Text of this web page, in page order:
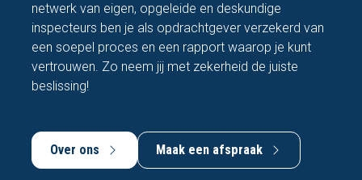
netwerk van eigen, opgeleide en deskundige
inspecteurs ben je als opdrachtgever verzekerd van
een soepel proces en een rapport waarop je kunt
vertrouwen. Zo neem jij met zekerheid de juiste
beslissing!
Over ons Maak een afspraak